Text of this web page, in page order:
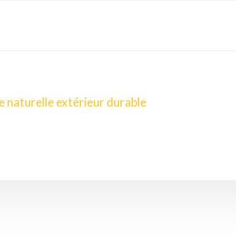
naturelle extérieur durable